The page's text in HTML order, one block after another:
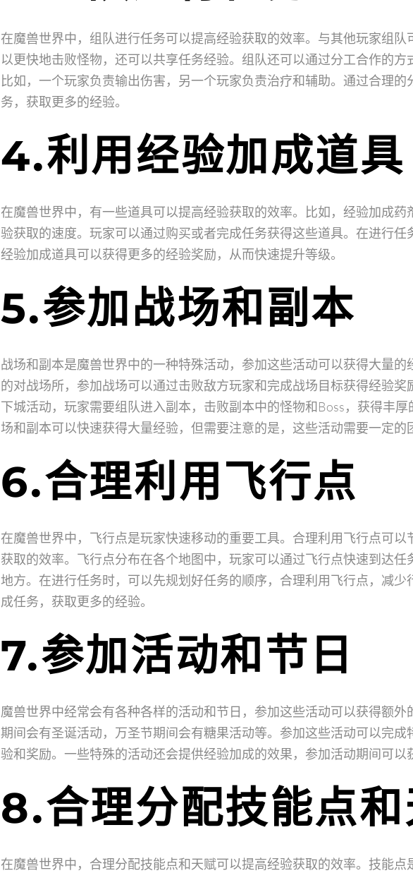
在魔兽世界中，组队进行任务可以提高经验获取的效率。与其他玩家组队
以更快地击败怪物，还可以共享任务经验。组队还可以通过分工合作的方
比如，一个玩家负责输出伤害，另一个玩家负责治疗和辅助。通过合理的
务，获取更多的经验。
4.利用经验加成道具
在魔兽世界中，有一些道具可以提高经验获取的效率。比如，经验加成药
验获取的速度。玩家可以通过购买或者完成任务获得这些道具。在进行任
经验加成道具可以获得更多的经验奖励，从而快速提升等级。
5.参加战场和副本
战场和副本是魔兽世界中的一种特殊活动，参加这些活动可以获得大量的
的对战场所，参加战场可以通过击败敌方玩家和完成战场目标获得经验奖
下城活动，玩家需要组队进入副本，击败副本中的怪物和Boss，获得丰
场和副本可以快速获得大量经验，但需要注意的是，这些活动需要一定的
6.合理利用飞行点
在魔兽世界中，飞行点是玩家快速移动的重要工具。合理利用飞行点可以
获取的效率。飞行点分布在各个地图中，玩家可以通过飞行点快速到达任
地方。在进行任务时，可以先规划好任务的顺序，合理利用飞行点，减少
成任务，获取更多的经验。
7.参加活动和节日
魔兽世界中经常会有各种各样的活动和节日，参加这些活动可以获得额外
期间会有圣诞活动，万圣节期间会有糖果活动等。参加这些活动可以完成
验和奖励。一些特殊的活动还会提供经验加成的效果，参加活动期间可以
8.合理分配技能点
在魔兽世界中，合理分配技能点和天赋可以提高经验获取的效率。技能点